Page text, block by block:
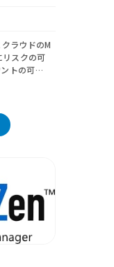
ラウドのM
スクの可
ントの可…